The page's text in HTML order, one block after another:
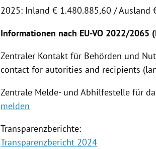
2025: Inland € 1.480.885,60 / Ausland
Informationen nach EU-VO 2022/2065
Zentraler Kontakt für Behörden und
contact for autorities and recipients
Zentrale Melde- und Abhilfestelle für
melden
Transparenzberichte:
Transparenzbericht 2024